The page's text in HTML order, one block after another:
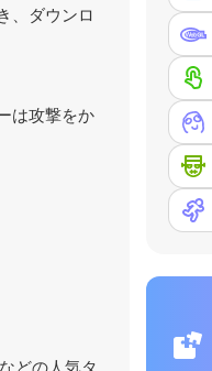
、ダウンロ
は攻撃をか